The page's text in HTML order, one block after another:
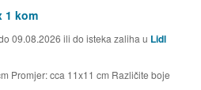
1 kom
09.08.2026 ili do isteka zaliha u Lidl
Promjer: cca 11x11 cm Različite boje